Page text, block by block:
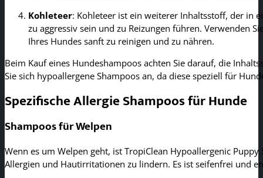
Kohleteer: Kohleteer ist ein weiterer Inhaltsstoff, der in
zu aggressiv sein und zu Reizungen führen. Verwenden
Ihres Hundes sanft zu reinigen und zu nähren.
Beim Kauf eines Hundeshampoos achten Sie darauf, die
Sie sich hypoallergene Shampoos an, da diese speziell für
Spezifische Allergie Shampoos für Hunde
Shampoos für Welpen
Wenn es um Welpen geht, ist TropiClean Hypoallergenic
Allergien und Hautirritationen zu lindern. Es ist seifenfrei und